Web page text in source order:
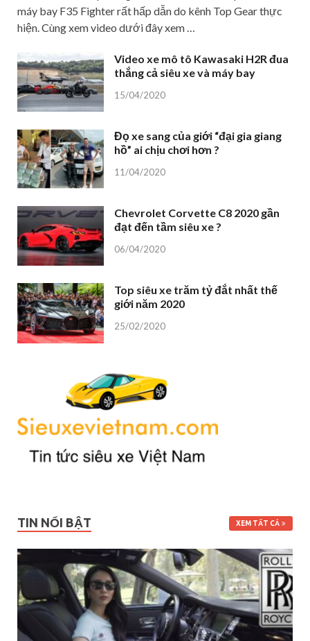
máy bay F35 Fighter rất hấp dẫn do kênh Top Gear thực
hiện. Cùng xem video dưới đây xem …
Video xe mô tô Kawasaki H2R đua
thắng cả siêu xe và máy bay
15/04/2020
Đọ xe sang của giới “đại gia giang
hồ” ai chịu chơi hơn ?
11/04/2020
Chevrolet Corvette C8 2020 gần
đạt đến tầm siêu xe ?
06/04/2020
Top siêu xe trăm tỷ đắt nhất thế
giới năm 2020
25/02/2020
TIN NỔI BẬT XEM TẤT CẢ